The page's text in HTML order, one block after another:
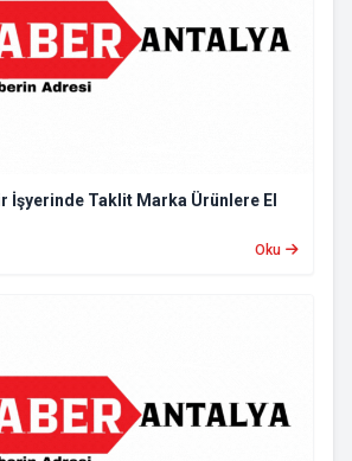
İşyerinde Taklit Marka Ürünlere El
Oku